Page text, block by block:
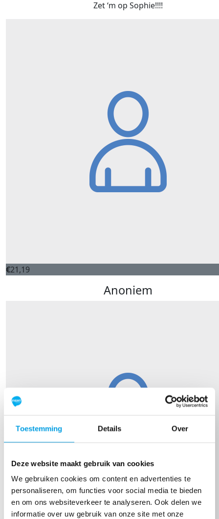
Toestemming Details Over
Deze website maakt gebruik van cookies
We gebruiken cookies om content en advertenties te
personaliseren, om functies voor social media te bieden
en om ons websiteverkeer te analyseren. Ook delen we
informatie over uw gebruik van onze site met onze
Zet ‘m op Sophie!!!!
€21,19
Anoniem